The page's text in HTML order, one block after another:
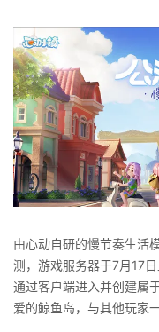
由心动自研的慢节奏生活
测，游戏服务器于7月17
通过客户端进入并创建属
爱的鲸鱼岛，与其他玩家